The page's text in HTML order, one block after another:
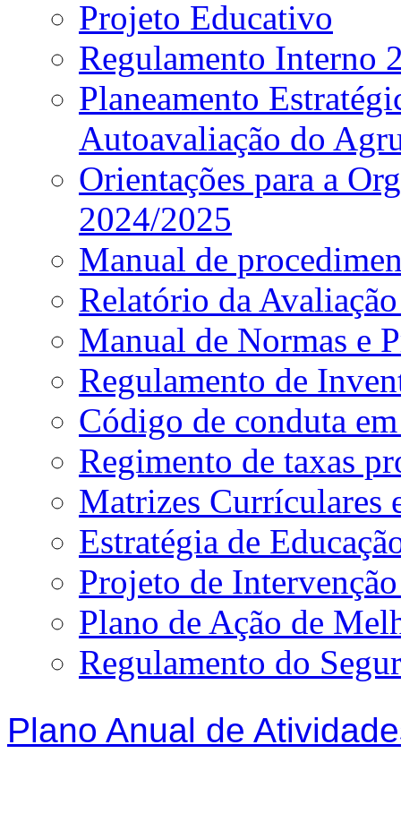
Projeto Educativo
Regulamento Interno
Planeamento
Autoavaliação do
Orientações para a
2024/2025
Manual de
Relatório da
Manual de Normas e
Regulamento de
Código de conduta
Regimento de taxas
Matrizes Currículares
Estratégia de
Projeto de
Plano de Ação de
Regulamento do
Plano Anual de